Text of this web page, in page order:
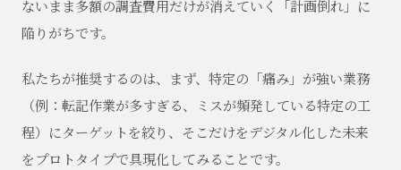
ないまま多額の調査費用だけが消えていく「計画倒れ」に
陥りがちです。
私たちが推奨するのは、まず、特定の「痛み」が強い業務
（例：転記作業が多すぎる、ミスが頻発している特定の工
程）にターゲットを絞り、そこだけをデジタル化した未来
をプロトタイプで具現化してみることです。